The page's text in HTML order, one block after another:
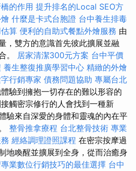
的作用 提升排名的Local SEO方
什麼是卡式台胞證 台中養生排毒
算 便利的自助式餐點外燴服務 由
，雙方的意識首先彼此擴展並融
。 居家清潔300元方案 台中平價
養生整復推廣學習中心 精緻的外燴
行銷專家 債務問題協助 專屬台北
驗到擁抱一切存在的難以形容的
觸密宗修行的人會找到一種新
驗來自深愛的身體和靈魂的內在平
整骨推拿療程 台北整骨技術 專業
經絡調理證照課程 在密宗按摩過
地喚醒並擴展到全身，從而治癒身
業數位行銷技巧的最佳選擇 台中